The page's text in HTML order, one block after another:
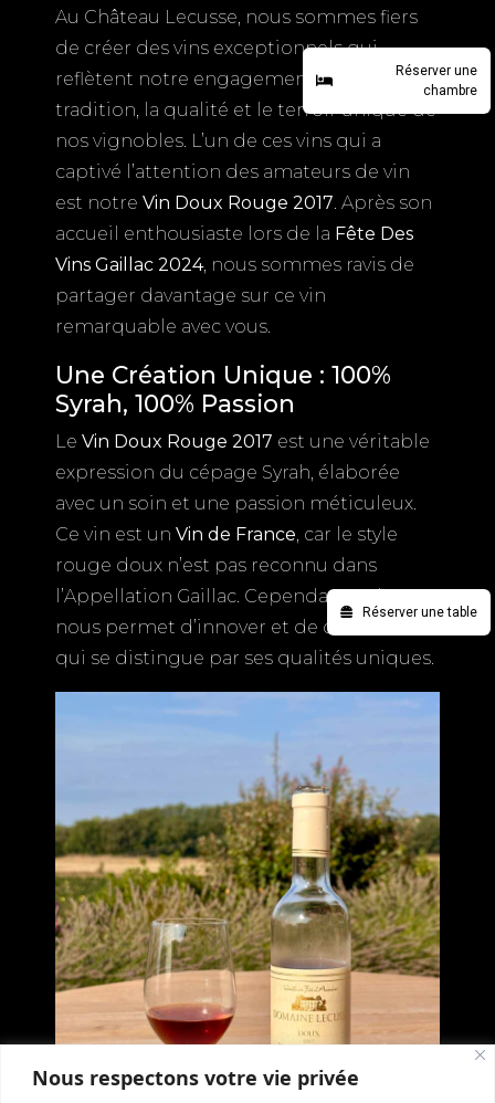
Nous respectons votre vie privée
Réserver une table
Réserver une
chambre
Au Château Lecusse, nous sommes fiers
de créer des vins exceptionnels qui
reflètent notre engagement envers la
tradition, la qualité et le terroir unique de
nos vignobles. L’un de ces vins qui a
captivé l’attention des amateurs de vin
est notre Vin Doux Rouge 2017. Après son
accueil enthousiaste lors de la Fête Des
Vins Gaillac 2024, nous sommes ravis de
partager davantage sur ce vin
remarquable avec vous.
Une Création Unique : 100%
Syrah, 100% Passion
Le Vin Doux Rouge 2017 est une véritable
expression du cépage Syrah, élaborée
avec un soin et une passion méticuleux.
Ce vin est un Vin de France, car le style
rouge doux n’est pas reconnu dans
l’Appellation Gaillac. Cependant, cela
nous permet d’innover et de créer un vin
qui se distingue par ses qualités uniques.